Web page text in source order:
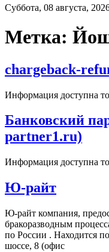
Суббота, 08 августа,
Метка:
chargeback-
Информация доступна
Банковский
partner1.ru)
Информация доступна
Ю-райт
Ю-райт компания,
бракоразводным
по России . Находится
шоссе, 8 (офис